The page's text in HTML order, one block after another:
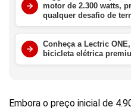
motor de 2.300 watts,
qualquer desafio de
Conheça a Lectric
bicicleta elétrica
Embora o preço inicial de